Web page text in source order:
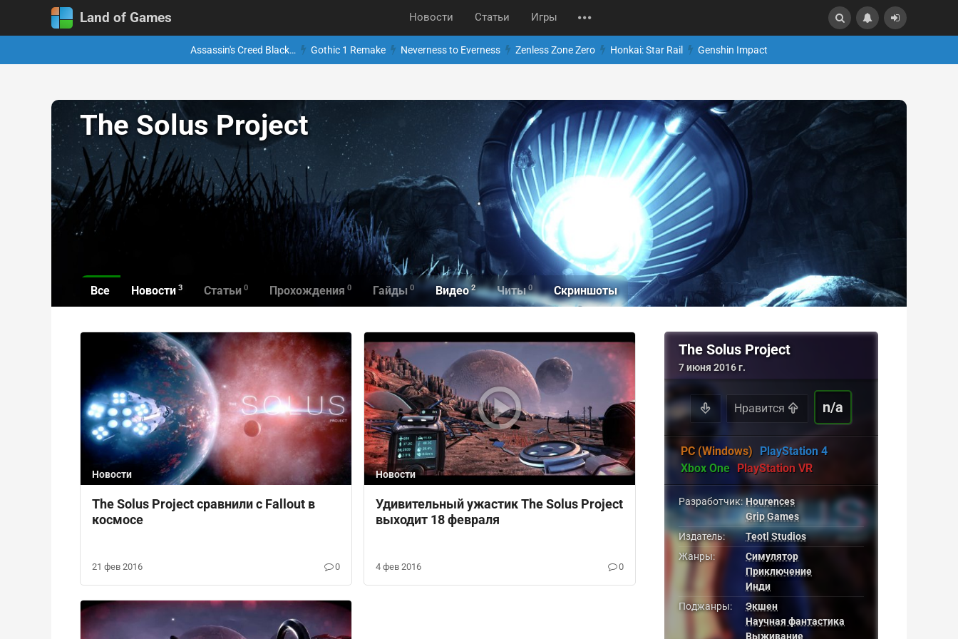
Land of Games Новости Статьи Игры
Assassin's Creed Black… Gothic 1 Remake Neverness to Everness Zenless Zone Zero Honkai: Star Rail Genshin Impact
The Solus Project
Все Новости 3 Статьи 0 Прохождения 0 Гайды 0 Видео 2 Читы 0 Скриншоты
Новости
The Solus Project сравнили с Fallout в
космосе
21 фев 2016 0
Новости
Удивительный ужастик The Solus Project
выходит 18 февраля
4 фев 2016 0
The Solus Project
7 июня 2016 г.
Нравится n/a
PC (Windows) PlayStation 4
Xbox One PlayStation VR
Разработчик: Hourences
Grip Games
Издатель:
Teotl Studios
Жанры:
Симулятор
Приключение
Инди
Поджанры:
Экшен
Научная фантастика
Выживание